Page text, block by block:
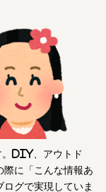
DIY、アウトド
際に「こんな情報あ
グで実現していま